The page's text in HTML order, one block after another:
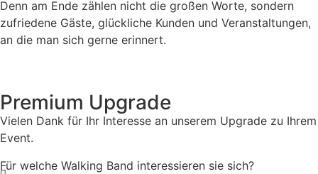
Denn am Ende zählen nicht die großen Worte, sondern
zufriedene Gäste, glückliche Kunden und Veranstaltungen,
an die man sich gerne erinnert.
Premium Upgrade
Vielen Dank für Ihr Interesse an unserem Upgrade zu Ihrem
Event.
Für welche Walking Band interessieren sie sich?